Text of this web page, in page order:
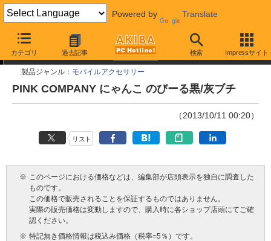
Powered by Translate
カテゴリ 過去記事 検索 Impressサイト
今週見つけた新製品
製品ジャンル： モバイルアクセサリー
PINK COMPANY にゃんこ のびーる黒/灰ブチ
（2013/10/11 00:20）
リスト
※ このページにおける価格などは、編集部が店頭表示を独自に調査した
ものです。
この価格で販売されることを保証するものではありません。
実際の販売価格は変動しますので、購入時に各ショップ店頭にてご確
認ください。
※ 特記無き価格情報は税込み価格（税率=5％）です。